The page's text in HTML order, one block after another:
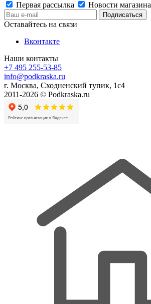
Первая рассылка
Новости магазина
Оставайтесь на связи
Вконтакте
Наши контакты
+7 495 255-53-85
info@podkraska.ru
г. Москва, Сходненский тупик, 1с4
2011-2026 © Podkraska.ru